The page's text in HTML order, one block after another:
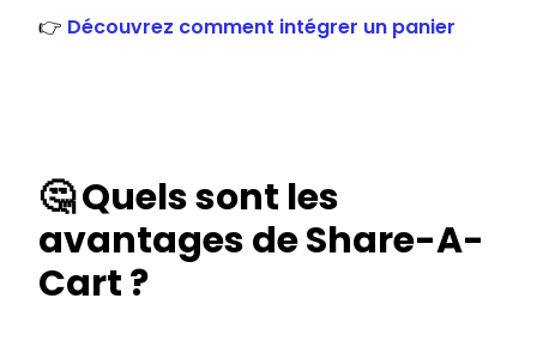
👉 Découvrez comment intégrer un panier
🤔 Quels sont les
avantages de Share-A-
Cart ?